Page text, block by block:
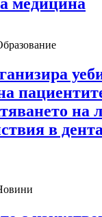
медицина
на
в